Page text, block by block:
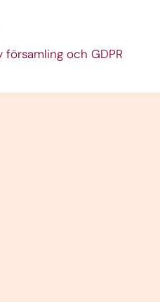
församling och GDPR